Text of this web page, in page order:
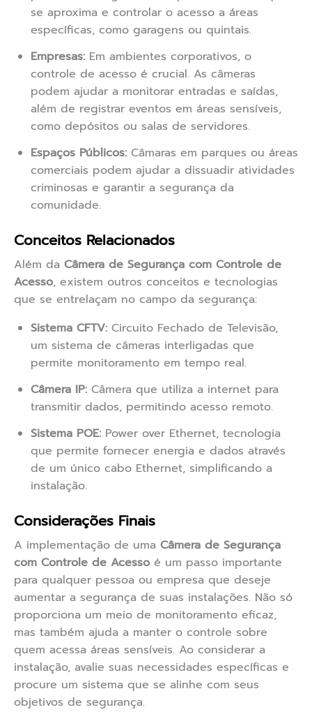
se aproxima e controlar o acesso a áreas
específicas, como garagens ou quintais.
Empresas: Em ambientes corporativos, o
controle de acesso é crucial. As câmeras
podem ajudar a monitorar entradas e saídas,
além de registrar eventos em áreas sensíveis,
como depósitos ou salas de servidores.
Espaços Públicos: Câmaras em parques ou áreas
comerciais podem ajudar a dissuadir atividades
criminosas e garantir a segurança da
comunidade.
Conceitos Relacionados
Além da Câmera de Segurança com Controle de
Acesso, existem outros conceitos e tecnologias
que se entrelaçam no campo da segurança:
Sistema CFTV: Circuito Fechado de Televisão,
um sistema de câmeras interligadas que
permite monitoramento em tempo real.
Câmera IP: Câmera que utiliza a internet para
transmitir dados, permitindo acesso remoto.
Sistema POE: Power over Ethernet, tecnologia
que permite fornecer energia e dados através
de um único cabo Ethernet, simplificando a
instalação.
Considerações Finais
A implementação de uma Câmera de Segurança
com Controle de Acesso é um passo importante
para qualquer pessoa ou empresa que deseje
aumentar a segurança de suas instalações. Não só
proporciona um meio de monitoramento eficaz,
mas também ajuda a manter o controle sobre
quem acessa áreas sensíveis. Ao considerar a
instalação, avalie suas necessidades específicas e
procure um sistema que se alinhe com seus
objetivos de segurança.